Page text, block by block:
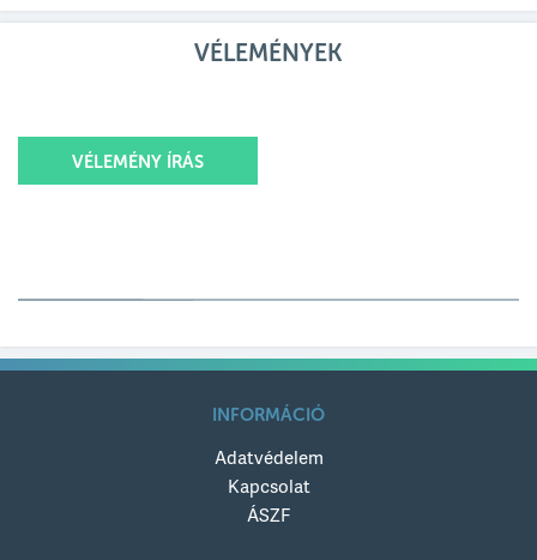
VÉLEMÉNYEK
VÉLEMÉNY ÍRÁS
Értékelésed címe
INFORMÁCIÓ
Adatvédelem
Kapcsolat
ÁSZF